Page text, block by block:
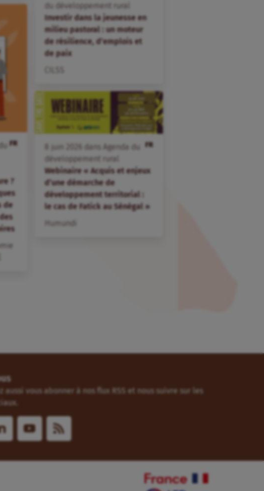
du développement rural
Investir dans la jeunesse en
milieu pastoral : un moteur
de résilience, d’emplois et
de paix
FR
?
de
FR
juin dans
Agenda du
développement rural
Webinaire « Acquis et enjeux
d’une démarche de
développement territorial :
le cas de Fatick au Sénégal »
Humundi
aussi vous abonner à nos flux RSS et nous suivre sur les